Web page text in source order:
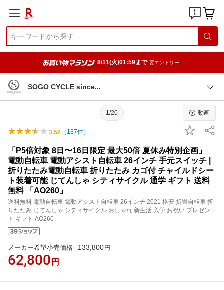
8/11(火)01:59まで 要エントリー
SOGO CYCLE since
1/20 動画
3.52 （ 137件）
「P5倍対象 8日〜16日限定 最大50倍 夏休み特別企画」
電動自転車 電動アシスト自転車 26インチ 手元スイッチ |
折りたたみ電動自転車 折りたたみ カゴ付 チャイルドシー
ト装着可能 じてんしゃ シティサイクル 通学 ギフト 送料
無料 「AO260」
送料無料 電動自転車 電動アシスト自転車 26インチ 2021 格安 折畳自転車 折
りたたみ じてんしゃ シティサイクル おしゃれ 新生活 入学 お祝い プレゼン
ト ギフト AO260
メーカー希望小売価格 133,800円
62,800 円